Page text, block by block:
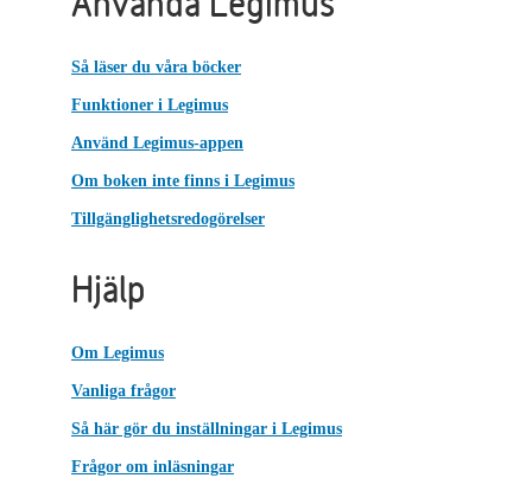
Så läser du våra böcker
Funktioner i Legimus
Använd Legimus-appen
Om boken inte finns i Legimus
Tillgänglighetsredogörelser
Hjälp
Om Legimus
Vanliga frågor
Så här gör du inställningar i Legimus
Frågor om inläsningar